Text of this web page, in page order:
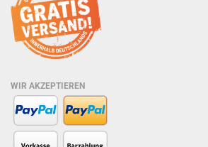
WIR AKZEPTIEREN